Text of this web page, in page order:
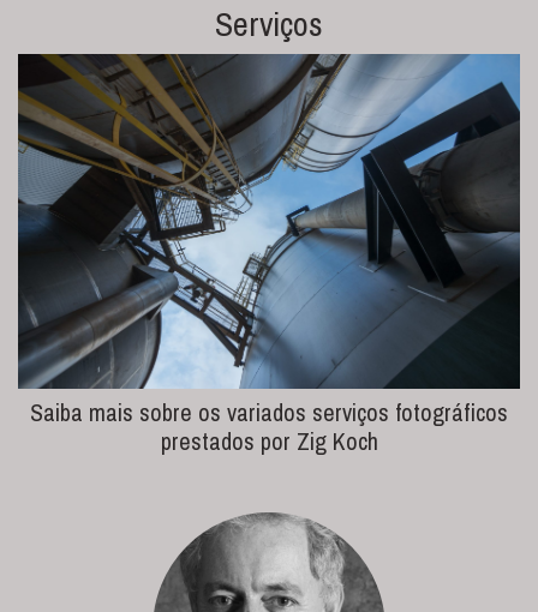
Serviços
Saiba mais sobre os variados serviços fotográficos
prestados por Zig Koch